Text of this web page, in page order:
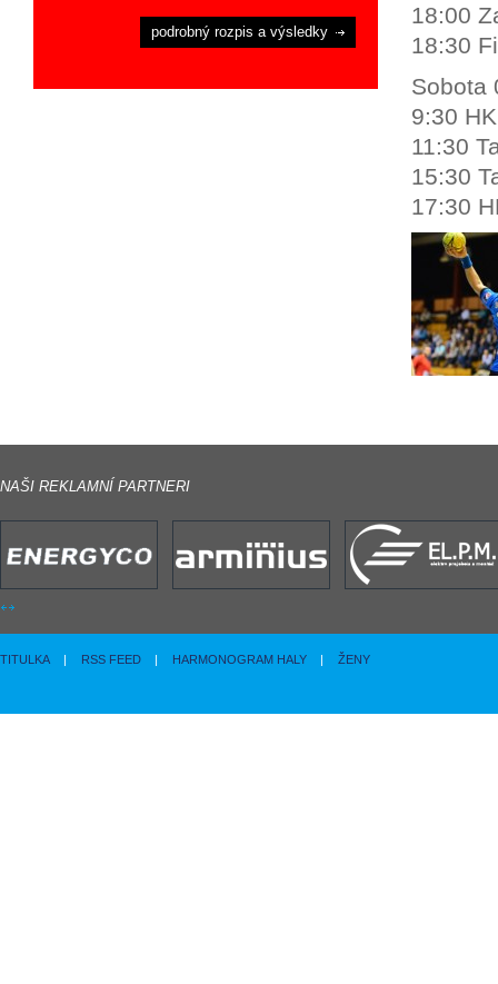
18:00
18:30
Sobota
9:30
11:30
15:30
17:30
podrobný rozpis a výsledky
NAŠI REKLAMNÍ PARTNERI
TITULKA | RSS FEED | HARMONOGRAM HALY | ŽENY